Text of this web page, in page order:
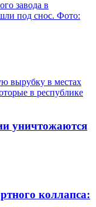
уничтожаются
коллапса: